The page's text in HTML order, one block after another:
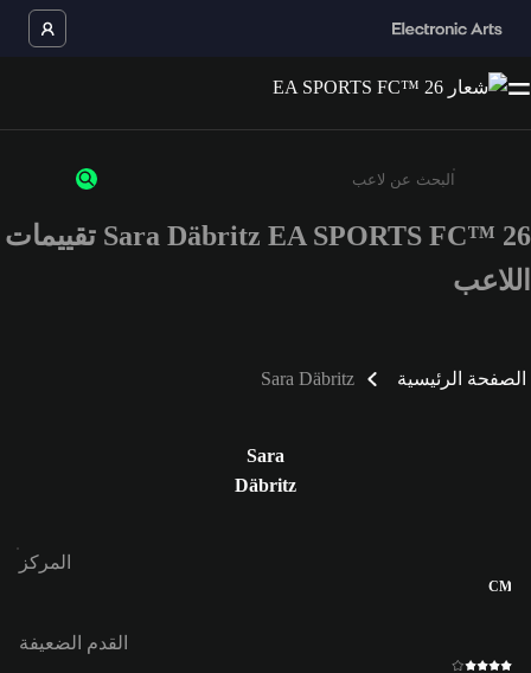
أدخل 3 أحرف أو أرقام على الأقل
Sara Däbritz EA SPORTS FC™ 26 تقييمات
اللاعب
الصفحة الرئيسية Sara Däbritz
Sara
Däbritz
المركز
CM
القدم الضعيفة